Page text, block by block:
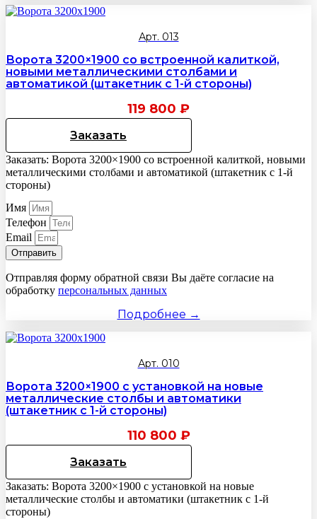
Арт. 013
Ворота 3200×1900 со встроенной калиткой,
новыми металлическими столбами и
автоматикой (штакетник с 1-й стороны)
119 800 ₽
Заказать
Заказать: Ворота 3200×1900 со встроенной калиткой, новыми
металлическими столбами и автоматикой (штакетник с 1-й
стороны)
Имя
Телефон
Email
Отправить
Отправляя форму обратной связи Вы даёте согласие на
обработку персональных данных
Подробнее →
Арт. 010
Ворота 3200×1900 с установкой на новые
металлические столбы и автоматики
(штакетник с 1-й стороны)
110 800 ₽
Заказать
Заказать: Ворота 3200×1900 с установкой на новые
металлические столбы и автоматики (штакетник с 1-й
стороны)